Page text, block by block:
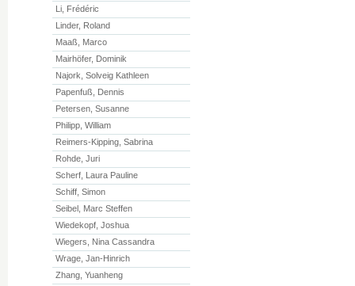
Li, Frédéric
Linder, Roland
Maaß, Marco
Mairhöfer, Dominik
Najork, Solveig Kathleen
Papenfuß, Dennis
Petersen, Susanne
Philipp, William
Reimers-Kipping, Sabrina
Rohde, Juri
Scherf, Laura Pauline
Schiff, Simon
Seibel, Marc Steffen
Wiedekopf, Joshua
Wiegers, Nina Cassandra
Wrage, Jan-Hinrich
Zhang, Yuanheng